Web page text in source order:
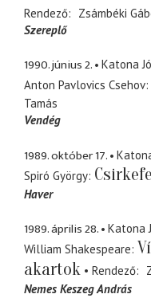
Rendező
Zsámbéki
Szereplő
1990. június 2.
Katona
Anton Pavlovics Csehov
Tamás
Vendég
1989. október 17.
Spiró György
Haver
1989. április 28.
Katona
William Shakespeare
akartok
Rendező
Nemes Keszeg András